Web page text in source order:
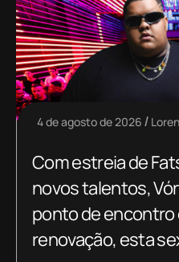
4 de agosto de 2026
Com estreia de
novos talentos,
ponto de
renovação, esta